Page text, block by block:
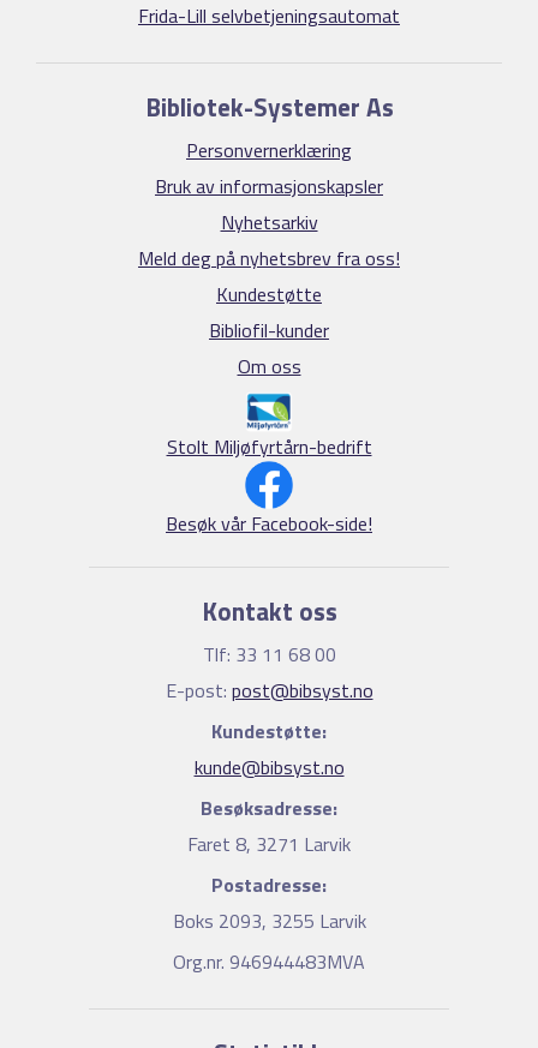
Frida-Lill selvbetjeningsautomat
Bibliotek-Systemer As
Personvernerklæring
Bruk av informasjonskapsler
Nyhetsarkiv
Meld deg på nyhetsbrev fra oss!
Kundestøtte
Bibliofil-kunder
Om oss
Stolt Miljøfyrtårn-bedrift
Besøk vår Facebook-side!
Kontakt oss
Tlf: 33 11 68 00
E-post: post@bibsyst.no
Kundestøtte:
kunde@bibsyst.no
Besøksadresse:
Faret 8, 3271 Larvik
Postadresse:
Boks 2093, 3255 Larvik
Org.nr. 946944483MVA